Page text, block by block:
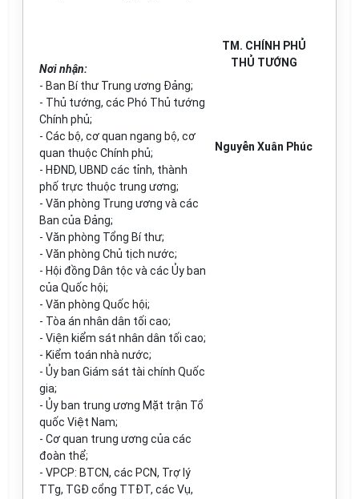
Nơi nhận:
- Ban Bí thư Trung ương Đảng;
- Thủ tướng, các Phó Thủ tướng
Chính phủ;
- Các bộ, cơ quan ngang bộ, cơ
quan thuộc Chính phủ;
- HĐND, UBND các tỉnh, thành
phố trực thuộc trung ương;
- Văn phòng Trung ương và các
Ban của Đảng;
- Văn phòng Tổng Bí thư;
- Văn phòng Chủ tịch nước;
- Hội đồng Dân tộc và các Ủy ban
của Quốc hội;
- Văn phòng Quốc hội;
- Tòa án nhân dân tối cao;
- Viện kiểm sát nhân dân tối cao;
- Kiểm toán nhà nước;
- Ủy ban Giám sát tài chính Quốc
gia;
- Ủy ban trung ương Mặt trận Tổ
quốc Việt Nam;
- Cơ quan trung ương của các
đoàn thể;
- VPCP: BTCN, các PCN, Trợ lý
TTg, TGĐ cổng TTĐT, các Vụ,
TM. CHÍNH PHỦ
THỦ TƯỚNG
Nguyễn Xuân Phúc